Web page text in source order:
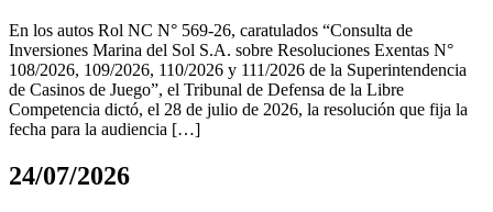
En los autos Rol NC N° 569-26, caratulados “Consulta de
Inversiones Marina del Sol S.A. sobre Resoluciones Exentas N°
108/2026, 109/2026, 110/2026 y 111/2026 de la Superintendencia
de Casinos de Juego”, el Tribunal de Defensa de la Libre
Competencia dictó, el 28 de julio de 2026, la resolución que fija la
fecha para la audiencia […]
24/07/2026